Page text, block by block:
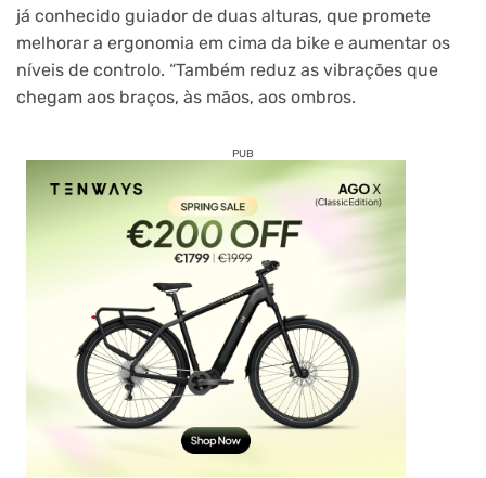
já conhecido guiador de duas alturas, que promete
melhorar a ergonomia em cima da bike e aumentar os
níveis de controlo. “Também reduz as vibrações que
chegam aos braços, às mãos, aos ombros.
PUB